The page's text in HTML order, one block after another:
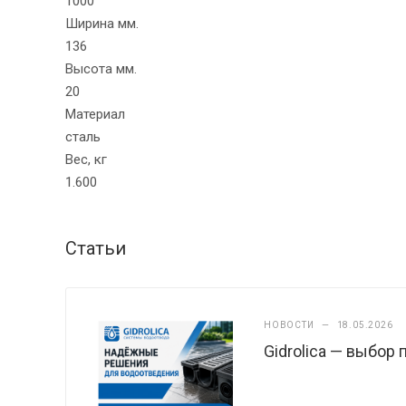
Ширина мм.
136
Высота мм.
20
Материал
сталь
Вес, кг
1.600
Статьи
НОВОСТИ — 18.05.2026
Gidrolica — выбор